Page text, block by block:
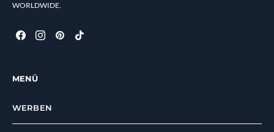
WORLDWIDE.
MENÜ
WERBEN